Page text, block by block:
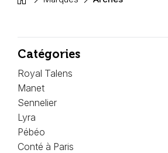
Catégories
Royal Talens
Manet
Sennelier
Lyra
Pébéo
Conté à Paris